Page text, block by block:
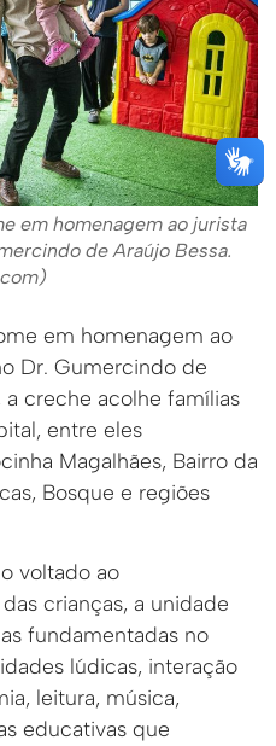
em homenagem ao jurista
de Araújo Bessa.
em homenagem ao
Dr. Gumercindo de
a creche acolhe famílias
entre eles
Magalhães, Bairro da
Bosque e regiões
voltado ao
crianças, a unidade
fundamentadas no
lúdicas, interação
leitura, música,
educativas que